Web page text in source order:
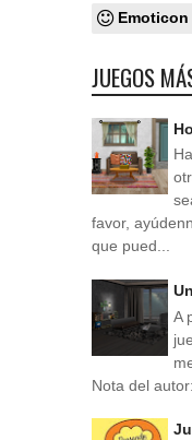
Emoticon
JUEGOS
favor,
que pued...
A
Nota del